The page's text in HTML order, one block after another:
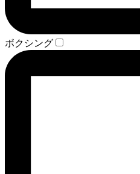
ボクシング